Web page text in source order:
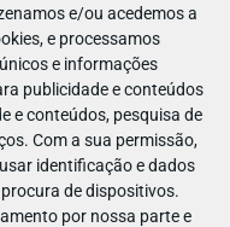
e/ou acedemos a
e processamos
e informações
publicidade e conteúdos
e conteúdos, pesquisa de
Com a sua permissão,
identificação e dados
de dispositivos.
por nossa parte e
23